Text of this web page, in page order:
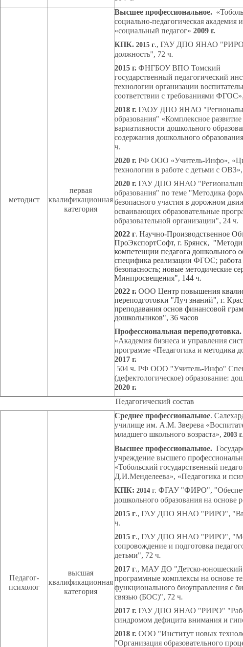
методист
первая
квалификационная
категория
Высшее профессиональное.
социально-педагогическая
«социальный педагог» 2009 г.
КПК. 2015 г., ГАУ ДПО ЯНАО
должность", 72 ч.
2015 г. ФНГБОУ ВПО Томский
государственный педагогический
технологии организации
соответствии с требованиями
2018 г. ГАОУ ДПО ЯНАО
образования" «Комплексное
вариативности дошкольного
содержания дошкольного
ч.
2020 г. РФ ООО «Учитель-Инфо»,
технологии в работе с детьми с
2020 г. ГАУ ДПО ЯНАО
образования" по теме "Методика
безопасного участия в дорожном
осваивающих образовательные
образовательной организации", 24 ч.
2022 г. Научно-Производственное
ПроЭкспортСофт, г. Брянск,
компетенции педагога дошкольного
специфика реализации ФГОС; работа
безопасность; новые методические
Минпросвещения", 144 ч.
2022 г. ООО Центр повышения
переподготовки "Луч знаний", г.
преподавания основ финансовой
дошкольников", 36 часов
Профессиональная переподготовка.
«Академия бизнеса и управления
программе «Педагогика и методика
504 ч. РФ ООО "Учитель-Инфо"
(дефектологическое) образование:
2020 г.
Педагогический состав
Педагог-
психолог
высшая
квалификационная
категория
Среднее профессиональное.
училище им. А.М. Зверева
младшего школьного возраста», 2003 г.
Высшее профессиональное.
учреждение высшего
«Тобольский государственный
Д.И.Менделеева», «Педагогика и
КПК: 2014 г. ФГАУ "ФИРО",
дошкольного образования на
2015 г., ГАУ ДПО ЯНАО "РИРО",
ч.
2015 г., ГАУ ДПО ЯНАО "РИРО",
сопровождение и подготовка
детьми", 72 ч.
2017 г., МАУ ДО "Детско-юношеский
программные комплексы на основе
функционального биоуправления с
связью (БОС)", 72 ч.
2017 г. ГАУ ДПО ЯНАО "РИРО"
синдромом дефицита внимания и
2018 г. ООО "Институт новых
"Организация образовательного